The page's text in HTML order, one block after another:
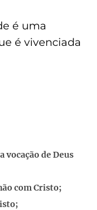
é uma
é vivenciada
vocação de Deus
com Cristo;